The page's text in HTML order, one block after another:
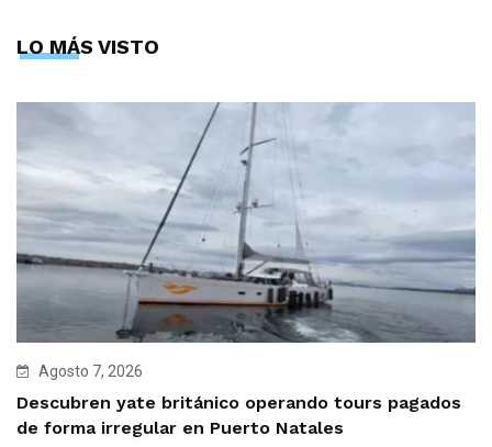
LO MÁS VISTO
Agosto 7, 2026
Descubren yate británico operando tours pagados
de forma irregular en Puerto Natales